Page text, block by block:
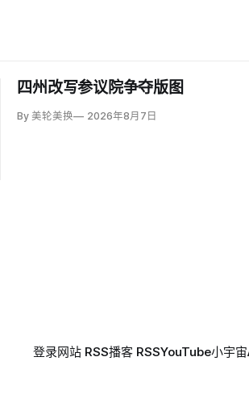
四州改写参议院争夺版图
By 美轮美换 2026年8月7日
登录网站 RSS播客 RSSYouTube小宇宙